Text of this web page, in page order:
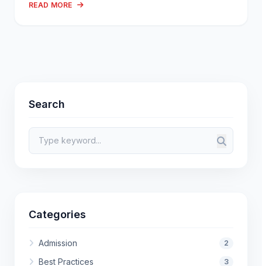
शीतकालीन बिदा भएको भएतापनि २०८२ माघ ९ गते सरस्वती पूजा
READ MORE
Search
Categories
Admission 2
Best Practices 3